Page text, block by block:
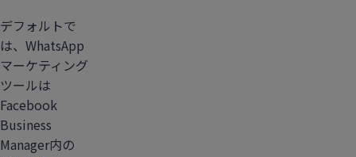
デフォルトで
は、WhatsApp
マーケティング
ツールは
Facebook
Business
Manager内の